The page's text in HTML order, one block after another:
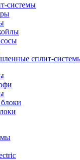
системы
сплит-